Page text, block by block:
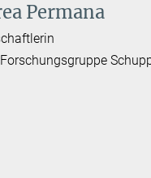
Permana